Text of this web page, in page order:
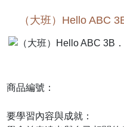
（大班）Hello ABC
商品編號：
要學習內容與成就：